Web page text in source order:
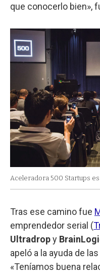
que conocerlo bien»,
Aceleradora 500 Startups
Tras ese camino fue
emprendedor serial (
Ultradropy
apeló a la ayuda de
«Teníamos buena